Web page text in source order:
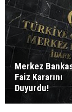
Merkez
Faiz Kararını
Duyurdu!